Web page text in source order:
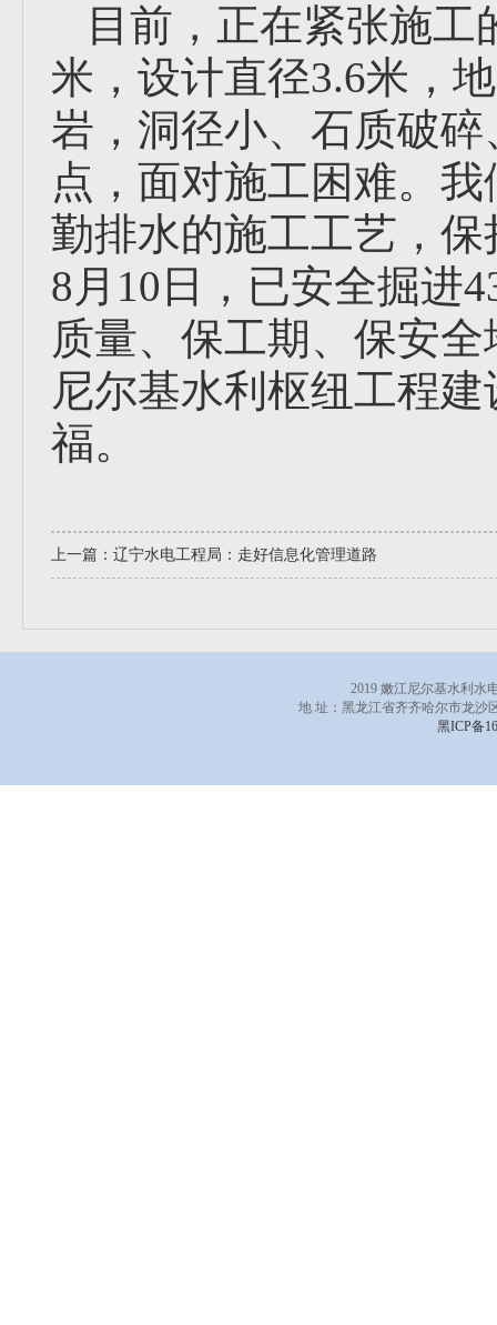
目前，正在紧张施工
米，设计直径3.6米，
岩，洞径小、石质破
点，面对施工困难。
勤排水的施工工艺，
8月10日，已安全掘进
质量、保工期、保安
尼尔基水利枢纽工程
福。
上一篇： 辽宁水电工程局：走好信息化管理道路
2019 嫩江尼尔基水利水
地 址：黑龙江省齐齐哈尔市龙
黑ICP备